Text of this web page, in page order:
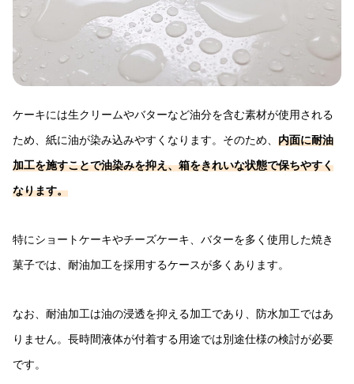
ケーキには生クリームやバターなど油分を含む素材が使用される
ため、紙に油が染み込みやすくなります。そのため、 内面に耐油
加工を施すことで油染みを抑え、箱をきれいな状態で保ちやすく
なります。
特にショートケーキやチーズケーキ、バターを多く使用した焼き
菓子では、耐油加工を採用するケースが多くあります。
なお、耐油加工は油の浸透を抑える加工であり、防水加工ではあ
りません。長時間液体が付着する用途では別途仕様の検討が必要
です。